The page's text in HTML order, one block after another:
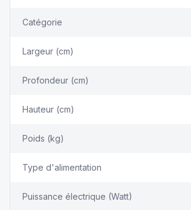
Catégorie
Largeur (cm)
Profondeur (cm)
Hauteur (cm)
Poids (kg)
Type d'alimentation
Puissance électrique (Watt)